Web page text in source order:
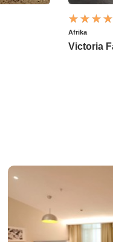
Afrika
Victoria